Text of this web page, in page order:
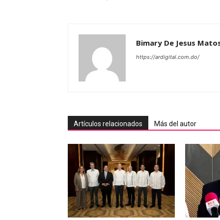
Bimary De Jesus
https://ardigital.com.do/
Artículos relacionados Más del autor